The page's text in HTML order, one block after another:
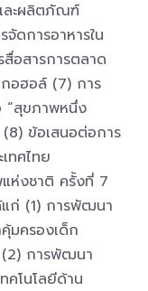
ละผลิตภัณฑ์
ดการอาหารใน
อสารการตลาด
อฮอล์ (7) การ
“สุขภาพหนึ่ง
ข้อเสนอต่อการ
ทศไทย
าติ ครั้งที่ 7
แก่ (1) การพัฒนา
มครองเด็ก
(2) การพัฒนา
คโนโลยีด้าน